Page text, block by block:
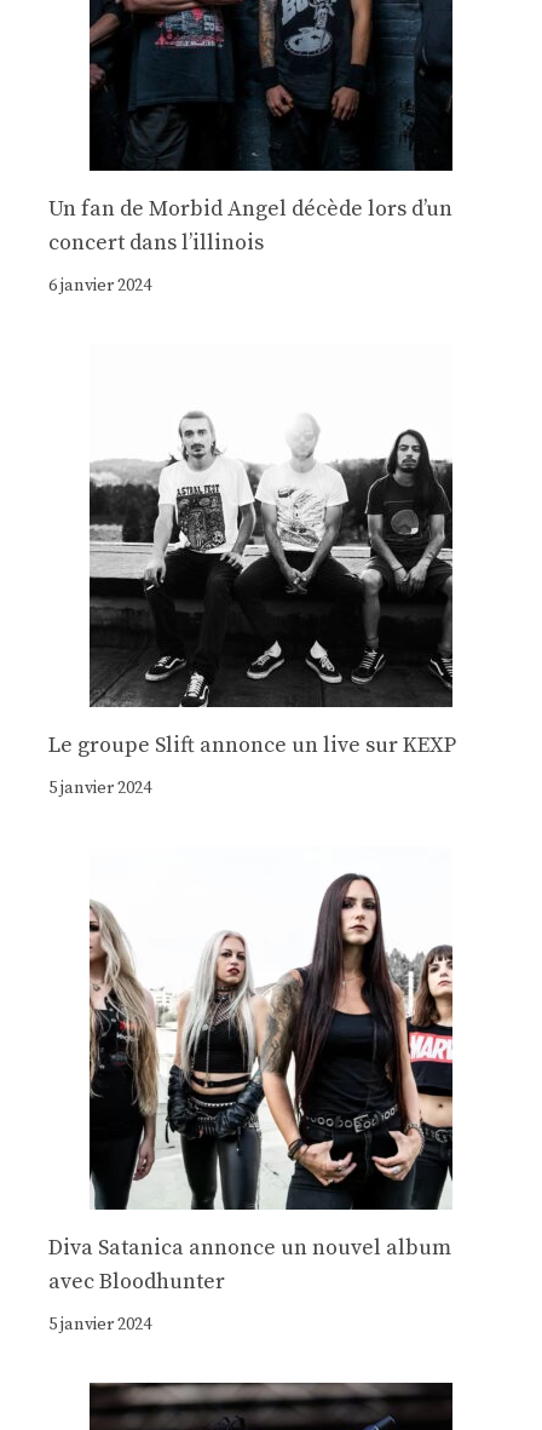
Un fan de Morbid Angel décède lors d’un
concert dans l’illinois
6 janvier 2024
Le groupe Slift annonce un live sur KEXP
5 janvier 2024
Diva Satanica annonce un nouvel album
avec Bloodhunter
5 janvier 2024